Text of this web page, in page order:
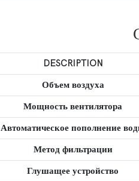
DESCRIPTION
Объем воздуха
Мощность вентилятора
Автоматическое пополнение
Метод фильтрации
Глушащее устройство